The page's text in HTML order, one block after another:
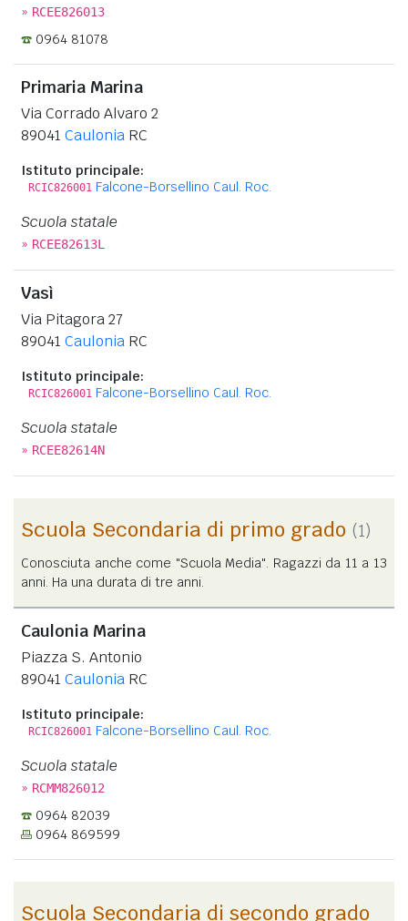
» RCEE826013
0964 81078
Primaria Marina
Via Corrado Alvaro 2
89041 Caulonia RC
Istituto principale:
RCIC826001 Falcone-Borsellino Caul. Roc.
Scuola statale
» RCEE82613L
Vasì
Via Pitagora 27
89041 Caulonia RC
Istituto principale:
RCIC826001 Falcone-Borsellino Caul. Roc.
Scuola statale
» RCEE82614N
Scuola Secondaria di primo grado (1)
Conosciuta anche come "Scuola Media". Ragazzi da 11 a 13
anni. Ha una durata di tre anni.
Caulonia Marina
Piazza S. Antonio
89041 Caulonia RC
Istituto principale:
RCIC826001 Falcone-Borsellino Caul. Roc.
Scuola statale
» RCMM826012
0964 82039
0964 869599
Scuola Secondaria di secondo grado